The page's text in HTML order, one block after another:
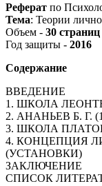
Реферат по
Тема: Теории
Объем - 30 страниц
Год защиты - 2016
Содержание
ВВЕДЕНИЕ
1. ШКОЛА
2. АНАНЬЕВ Б. Г.
3. ШКОЛА
4. КОНЦЕПЦИЯ
(УСТАНОВКИ)
ЗАКЛЮЧЕНИЕ
СПИСОК